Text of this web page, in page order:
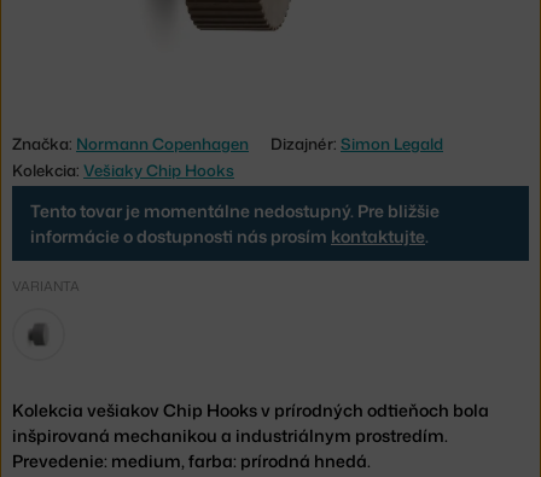
Značka: Normann Copenhagen Dizajnér: Simon Legald
Kolekcia: Vešiaky Chip Hooks
Tento tovar je momentálne nedostupný. Pre bližšie
informácie o dostupnosti nás prosím kontaktujte.
VARIANTA
Kolekcia vešiakov Chip Hooks v prírodných odtieňoch bola
inšpirovaná mechanikou a industriálnym prostredím.
Prevedenie: medium, farba: prírodná hnedá.